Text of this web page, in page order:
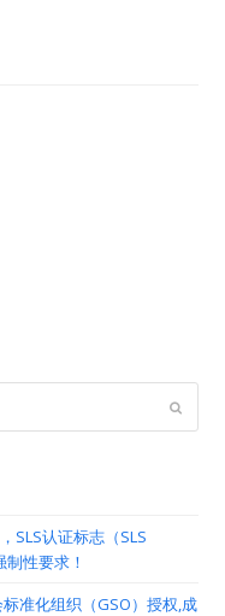
SLS认证标志（SLS
性要求！
准化组织（GSO）授权,成